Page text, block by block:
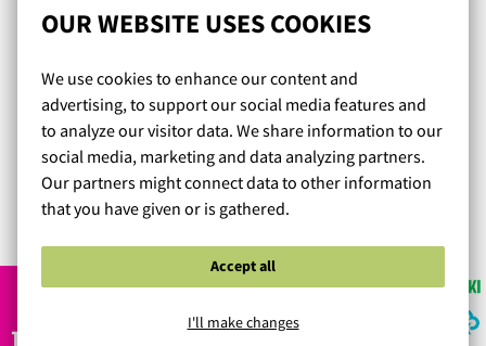
OUR WEBSITE USES COOKIES
We use cookies to enhance our content and
advertising, to support our social media features and
to analyze our visitor data. We share information to our
social media, marketing and data analyzing partners.
Our partners might connect data to other information
that you have given or is gathered.
Accept all
I'll make changes
Tilasimme pienikokoiselle mutta isohkorintaiselle
Kaikki tilatut liivit istuivat hyvin ja olivat kauniit päällä. Oli
mukava huomata, että malleja löytyi pienelläkin
ympärysmitalla useampaa sorttia.
Tilaus tuli todella nopeasti, kaksi päivää tilauksesta.